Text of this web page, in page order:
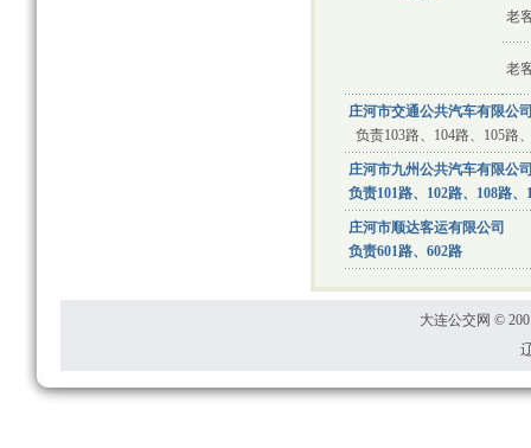
老
老
庄河市交通公共汽车有限公
负责103路、104路、105路
庄河市九州公共汽车有限公
负责101路、102路、108路
庄河市顺达客运有限公司
负责601路、602路
大连公交网 ©